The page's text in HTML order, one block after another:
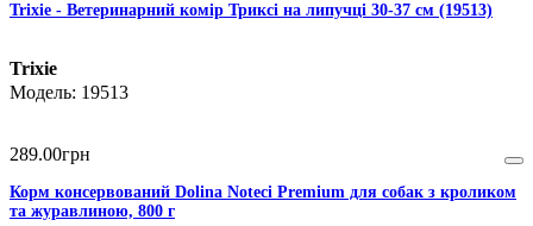
Trixie - Ветеринарний комір Триксі на липучці 30-37 см (19513)
Trixie
19513
289.00грн
Корм консервований Dolina Noteci Premium для собак з кроликом
та журавлиною, 800 г